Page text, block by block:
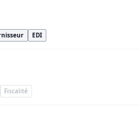
EDI
Fiscalité